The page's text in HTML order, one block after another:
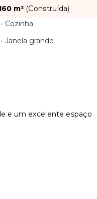
m² (Construída)
• Cozinha
• Janela grande
e um excelente espaço